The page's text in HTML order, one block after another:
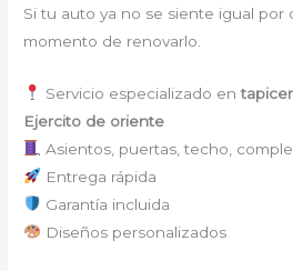
Si tu auto ya no se siente igual por
momento de renovarlo.
Servicio especializado en
Ejercito de oriente
Asientos, puertas, techo,
Entrega rápida
Garantía incluida
Diseños personalizados